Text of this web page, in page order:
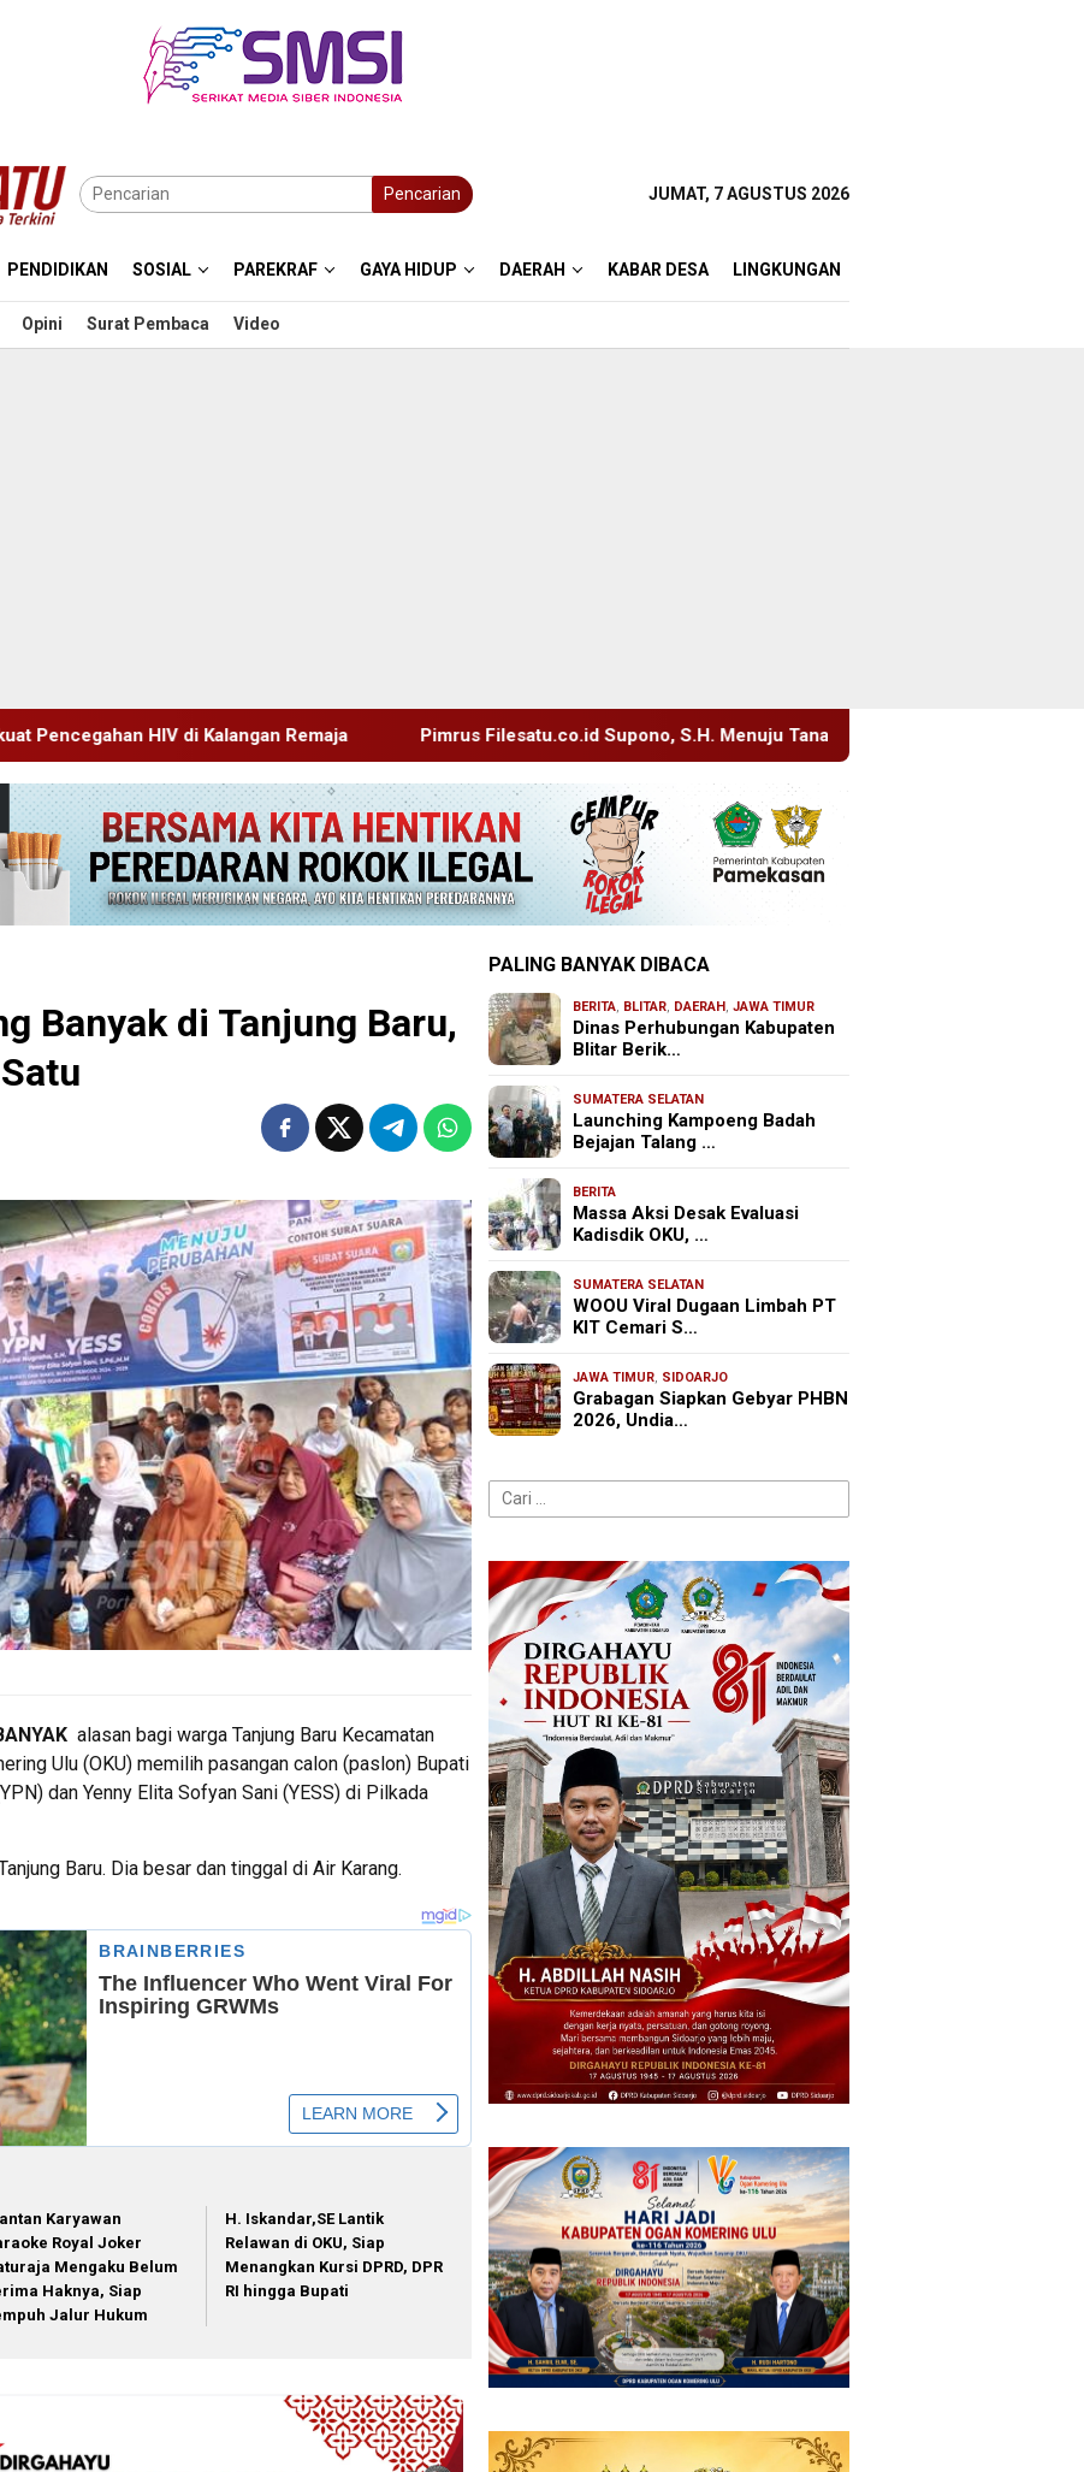
Pencarian JUMAT, 7 AGUSTUS 2026
PENDIDIKAN SOSIAL PAREKRAF GAYA HIDUP DAERAH KABAR DESA LINGKUNGAN
Opini Surat Pembaca Video
Kalangan Remaja Pimrus Filesatu.co.id Supono, S.H. Menuju Tanah Suci, Manajemen Pastikan Pelayanan Berita Tetap
Banyak di Tanjung Baru,
alasan bagi warga Tanjung Baru Kecamatan
Ulu (OKU) memilih pasangan calon (paslon) Bupati
dan Yenny Elita Sofyan Sani (YESS) di Pilkada
Baru. Dia besar dan tinggal di Air Karang.
Karyawan
Royal Joker
Mengaku Belum
Haknya, Siap
Jalur Hukum
H. Iskandar,SE Lantik
Relawan di OKU, Siap
Menangkan Kursi DPRD, DPR
RI hingga Bupati
PALING BANYAK DIBACA
BERITA, BLITAR, DAERAH ,JAWA TIMUR
Dinas Perhubungan Kabupaten
Blitar Berik…
SUMATERA SELATAN
Launching Kampoeng Badah
Bejajan Talang …
BERITA
Massa Aksi Desak Evaluasi
Kadisdik OKU, …
SUMATERA SELATAN
WOOU Viral Dugaan Limbah PT
KIT Cemari S…
JAWA TIMUR, SIDOARJO
Grabagan Siapkan Gebyar PHBN
2026, Undia…
Cari
untuk: